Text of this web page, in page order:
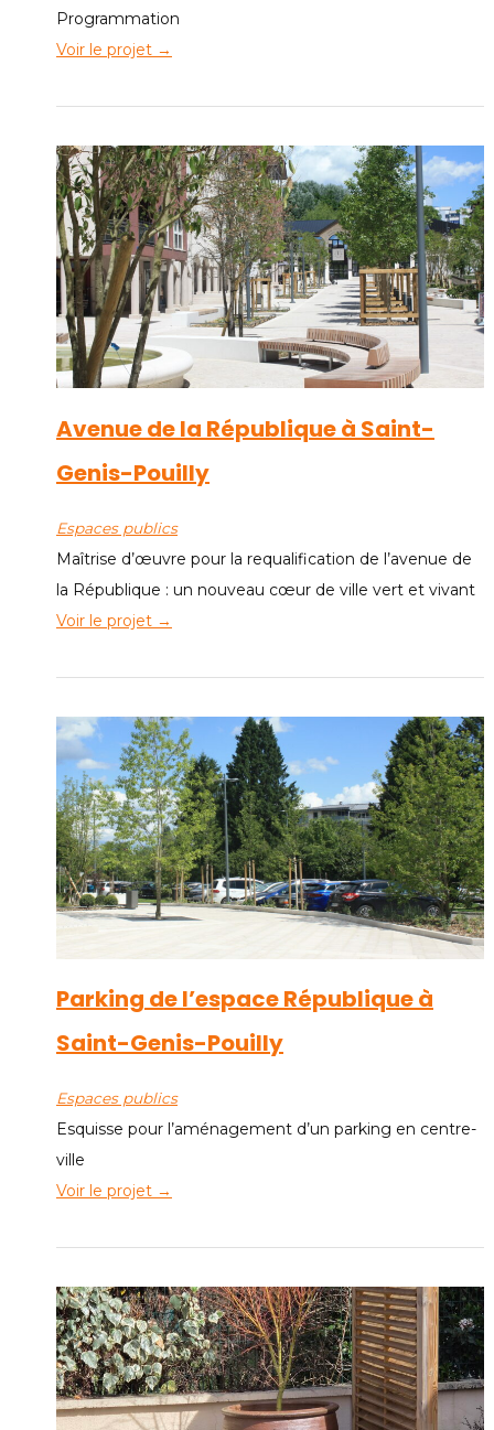
Programmation
Voir le projet →
Avenue de la République à Saint-
Genis-Pouilly
Espaces publics
Maîtrise d’œuvre pour la requalification de l’avenue de
la République : un nouveau cœur de ville vert et vivant
Voir le projet →
Parking de l’espace République à
Saint-Genis-Pouilly
Espaces publics
Esquisse pour l’aménagement d’un parking en centre-
ville
Voir le projet →